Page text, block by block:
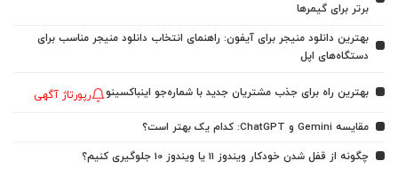
برتر برای گیمرها
بهترین دانلود منیجر برای آیفون: راهنمای انتخاب دانلود منیجر مناسب برای
دستگاه‌های اپل
بهترین راه برای جذب مشتریان جدید با شماره‌جو اینباکسینو رپورتاژ آگهی
مقایسه Gemini و ChatGPT: کدام یک بهتر است؟
چگونه از قفل شدن خودکار ویندوز 11 یا ویندوز 10 جلوگیری کنیم؟